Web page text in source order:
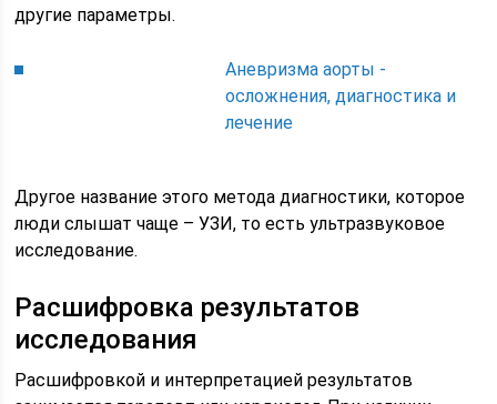
другие параметры.
Аневризма аорты -
осложнения, диагностика и
лечение
Другое название этого метода диагностики, которое
люди слышат чаще – УЗИ, то есть ультразвуковое
исследование.
Расшифровка результатов
исследования
Расшифровкой и интерпретацией результатов